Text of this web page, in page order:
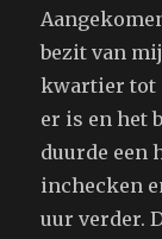
bezit van
kwartier tot
er is en het
duurde een
inchecken
uur verder.